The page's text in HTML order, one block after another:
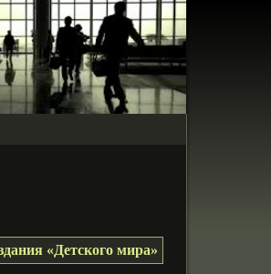
«Детского мира»